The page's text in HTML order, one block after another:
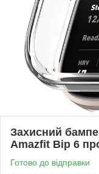
Захисний
Amazfit Bip 6
Готово до відправки